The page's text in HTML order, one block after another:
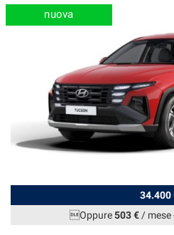
34.400
Oppure503 €/ mese
nuova